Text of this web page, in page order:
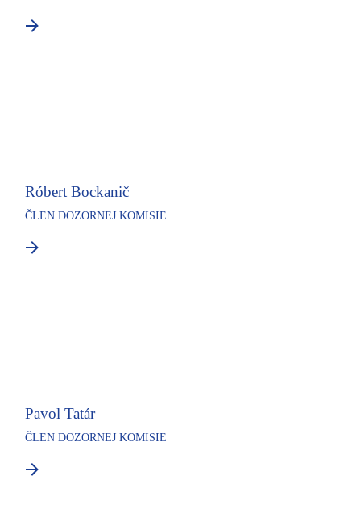
Róbert Bockanič
ČLEN DOZORNEJ KOMISIE
Pavol Tatár
ČLEN DOZORNEJ KOMISIE